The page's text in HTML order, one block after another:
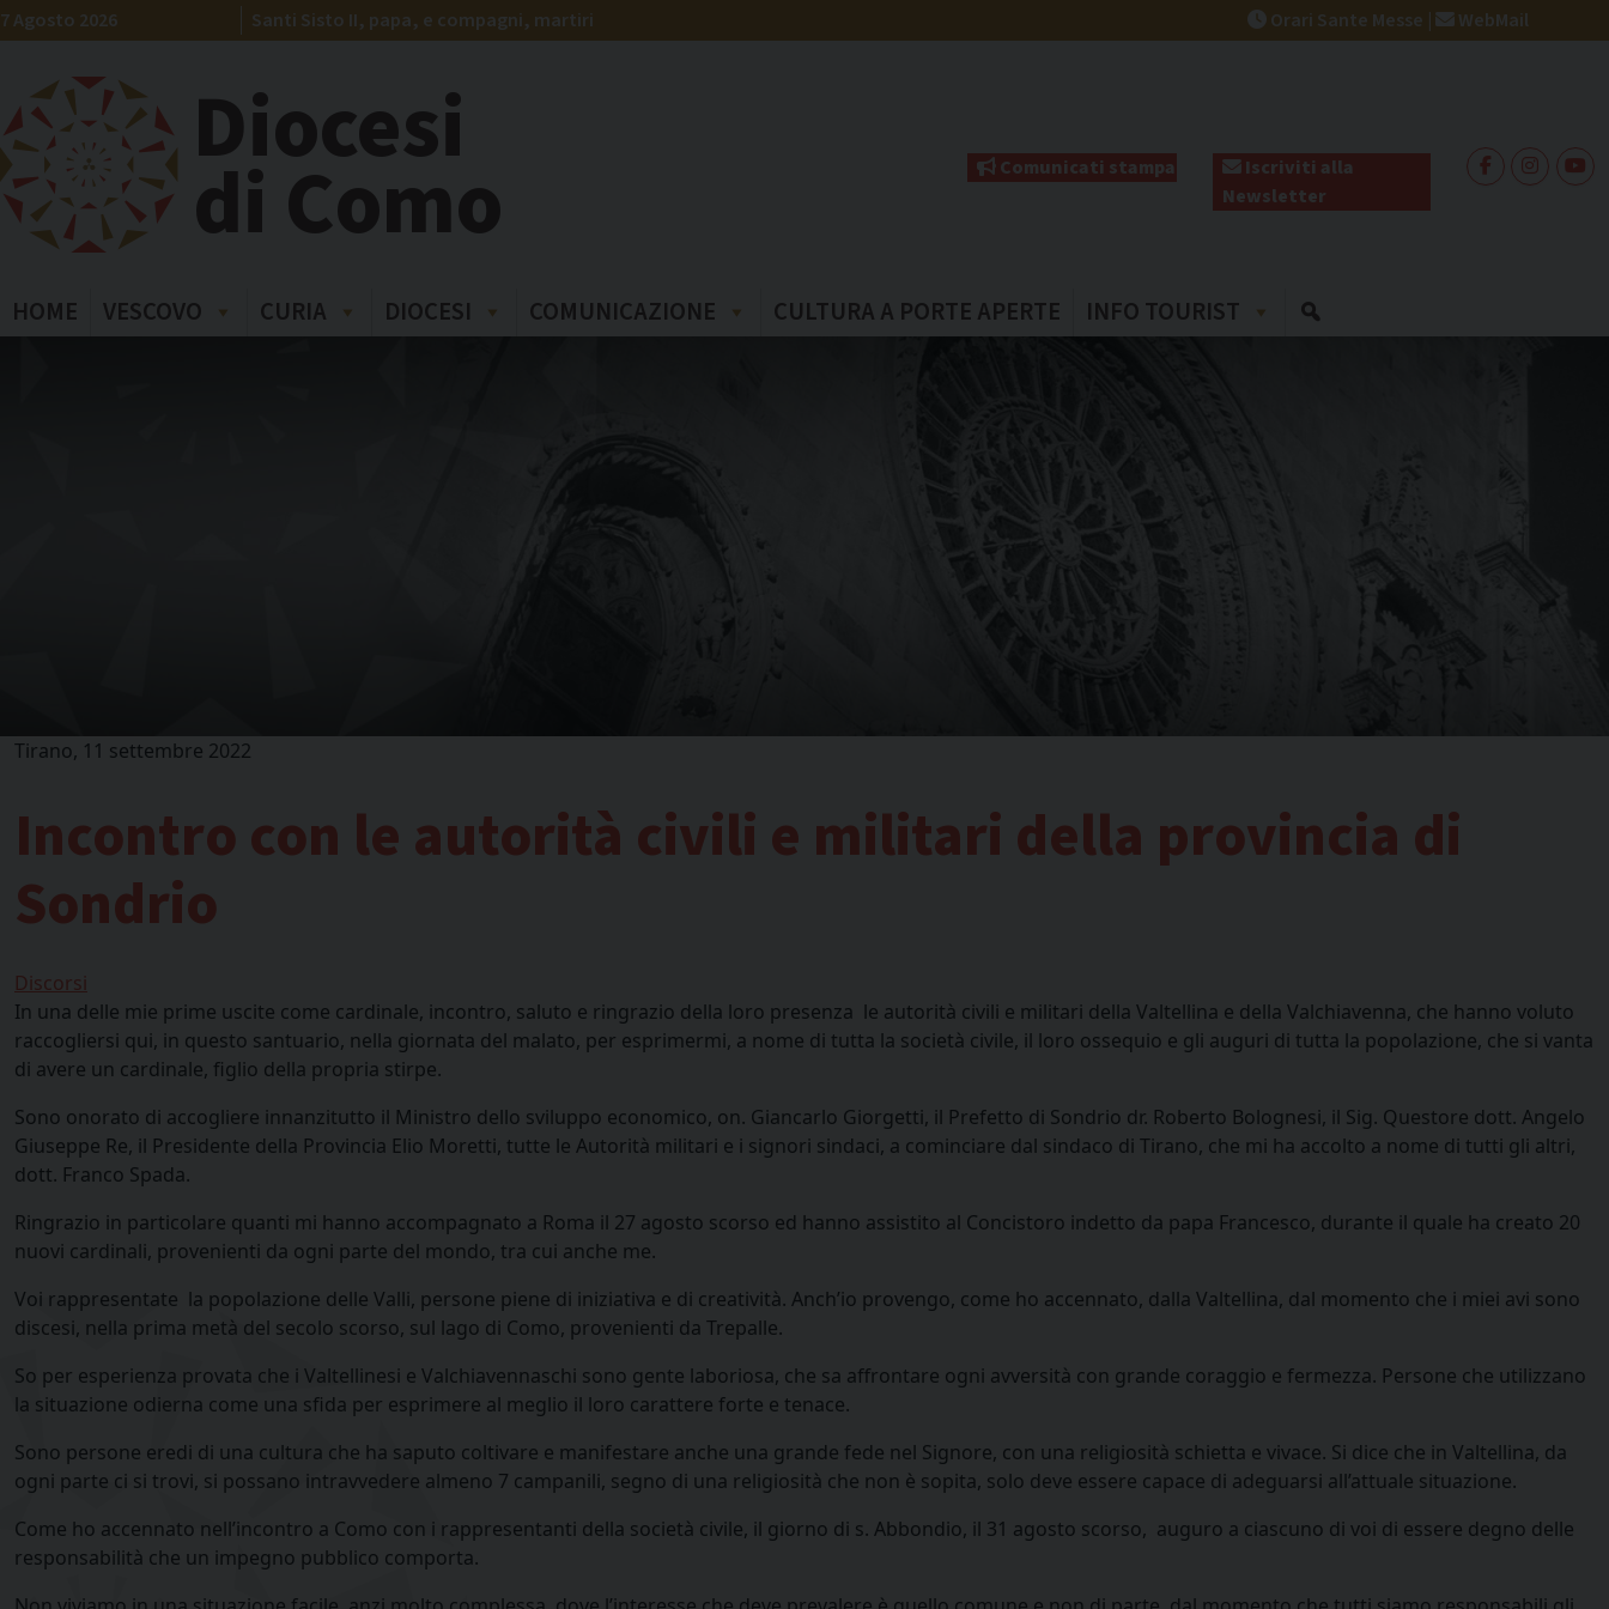
Skip
to
7 Agosto 2026 Santi Sisto II, papa, e compagni, martiri Orari Sante Messe | WebMail
Diocesi
di Como Comunicati stampa
Iscriviti alla
Newsletter
HOME VESCOVO CURIA DIOCESI COMUNICAZIONE CULTURA A PORTE APERTE INFO TOURIST
Tirano, 11 settembre 2022
Incontro con le autorità civili e militari della provincia di
Sondrio
Discorsi
In una delle mie prime uscite come cardinale, incontro, saluto e ringrazio della loro presenza le autorità civili e militari della Valtellina e della Valchiavenna, che hanno voluto
raccogliersi qui, in questo santuario, nella giornata del malato, per esprimermi, a nome di tutta la società civile, il loro ossequio e gli auguri di tutta la popolazione, che si vanta
di avere un cardinale, figlio della propria stirpe.
Sono onorato di accogliere innanzitutto il Ministro dello sviluppo economico, on. Giancarlo Giorgetti, il Prefetto di Sondrio dr. Roberto Bolognesi, il Sig. Questore dott. Angelo
Giuseppe Re, il Presidente della Provincia Elio Moretti, tutte le Autorità militari e i signori sindaci, a cominciare dal sindaco di Tirano, che mi ha accolto a nome di tutti gli altri,
dott. Franco Spada.
Ringrazio in particolare quanti mi hanno accompagnato a Roma il 27 agosto scorso ed hanno assistito al Concistoro indetto da papa Francesco, durante il quale ha creato 20
nuovi cardinali, provenienti da ogni parte del mondo, tra cui anche me.
Voi rappresentate la popolazione delle Valli, persone piene di iniziativa e di creatività. Anch’io provengo, come ho accennato, dalla Valtellina, dal momento che i miei avi sono
discesi, nella prima metà del secolo scorso, sul lago di Como, provenienti da Trepalle.
So per esperienza provata che i Valtellinesi e Valchiavennaschi sono gente laboriosa, che sa affrontare ogni avversità con grande coraggio e fermezza. Persone che utilizzano
la situazione odierna come una sfida per esprimere al meglio il loro carattere forte e tenace.
Sono persone eredi di una cultura che ha saputo coltivare e manifestare anche una grande fede nel Signore, con una religiosità schietta e vivace. Si dice che in Valtellina, da
ogni parte ci si trovi, si possano intravvedere almeno 7 campanili, segno di una religiosità che non è sopita, solo deve essere capace di adeguarsi all’attuale situazione.
Come ho accennato nell’incontro a Como con i rappresentanti della società civile, il giorno di s. Abbondio, il 31 agosto scorso, auguro a ciascuno di voi di essere degno delle
responsabilità che un impegno pubblico comporta.